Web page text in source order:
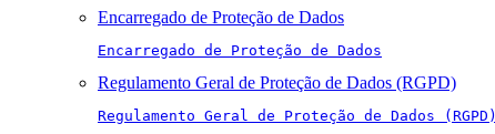
Encarregado de Proteção de Dados
Encarregado de Proteção de Dados
Regulamento Geral de Proteção de Dados (RGPD)
Regulamento Geral de Proteção de Dados (RGPD)